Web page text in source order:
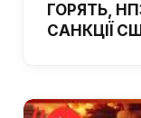
ГОРЯТЬ,
САНКЦІЇ